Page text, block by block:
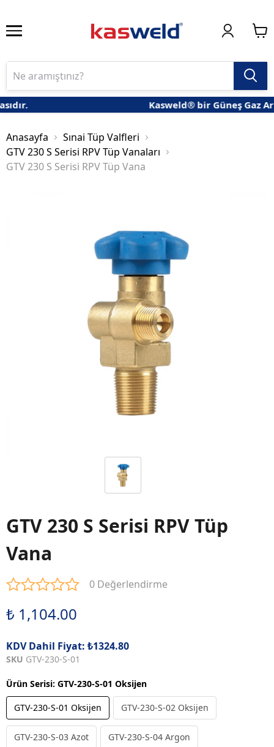
Kasweld® bir Güneş Gaz
Anasayfa
Sınai Tüp Valfleri
GTV 230 S Serisi RPV Tüp Vanaları
GTV 230 S Serisi RPV Tüp Vana
GTV 230 S Serisi RPV Tüp
Vana
0 Değerlendirme
₺ 1,104.00
KDV Dahil Fiyat: ₺1324.80
SKU GTV-230-S-01
Ürün Serisi: GTV-230-S-01 Oksijen
GTV-230-S-01 Oksijen GTV-230-S-02 Oksijen
GTV-230-S-03 Azot GTV-230-S-04 Argon